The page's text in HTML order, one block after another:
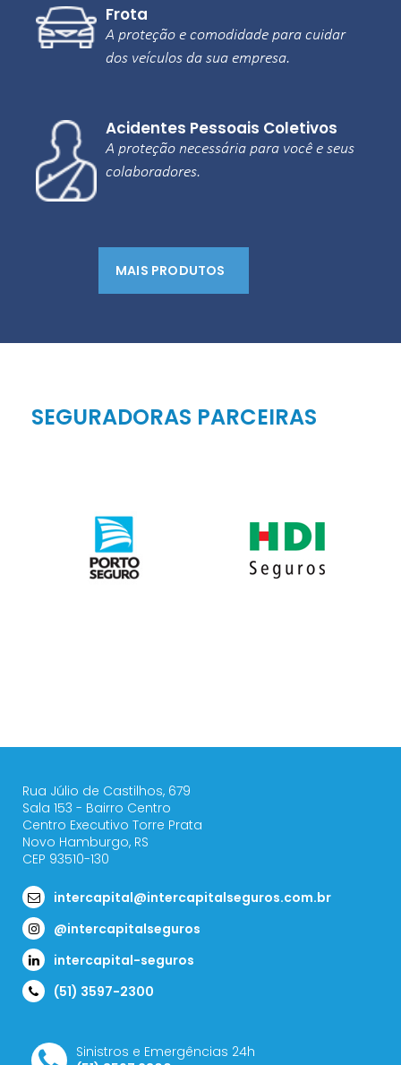
Frota
A proteção e comodidade para cuidar
dos veículos da sua empresa.
Acidentes Pessoais Coletivos
A proteção necessária para você e seus
colaboradores.
MAIS PRODUTOS
Vida e Acidentes Pessoais
SEGURADORAS PARCEIRAS
Rua Júlio de Castilhos, 679
Sala 153 - Bairro Centro
Centro Executivo Torre Prata
Novo Hamburgo, RS
CEP 93510-130
intercapital@intercapitalseguros.com.br
@intercapitalseguros
intercapital-seguros
(51) 3597-2300
Sinistros e Emergências 24h